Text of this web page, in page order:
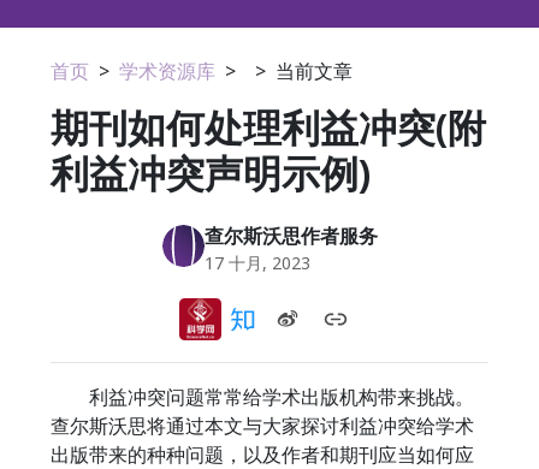
首页 > 学术资源库 > > 当前文章
期刊如何处理利益冲突(附
利益冲突声明示例)
查尔斯沃思作者服务
17 十月, 2023
利益冲突问题常常给学术出版机构带来挑战。
查尔斯沃思将通过本文与大家探讨利益冲突给学术
出版带来的种种问题，以及作者和期刊应当如何应